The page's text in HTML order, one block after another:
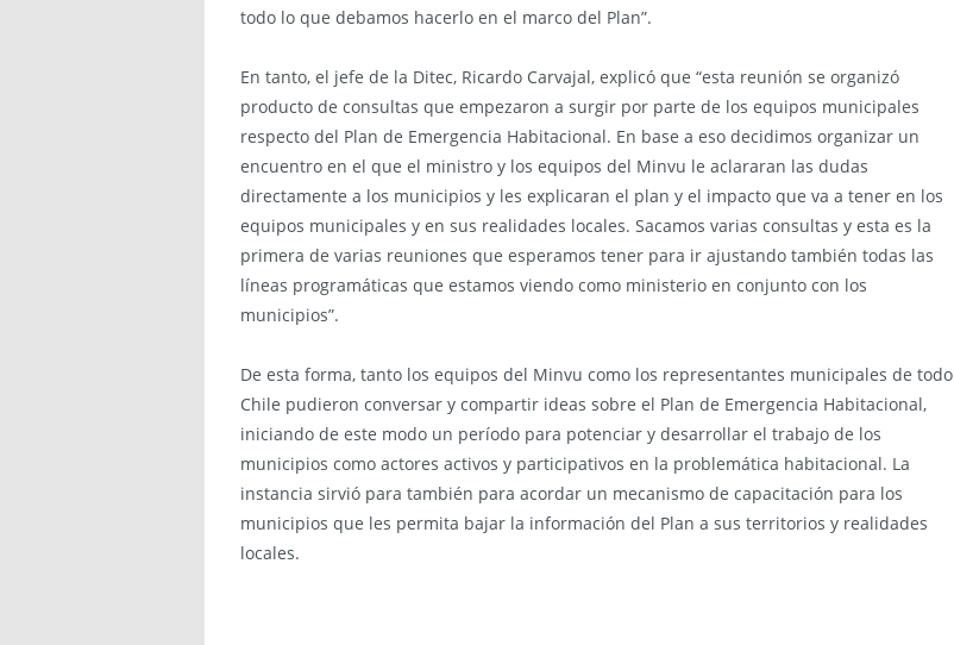
todo lo que debamos hacerlo en el marco del Plan”.
En tanto, el jefe de la Ditec, Ricardo Carvajal, explicó que “esta reunión se organizó
producto de consultas que empezaron a surgir por parte de los equipos municipales
respecto del Plan de Emergencia Habitacional. En base a eso decidimos organizar un
encuentro en el que el ministro y los equipos del Minvu le aclararan las dudas
directamente a los municipios y les explicaran el plan y el impacto que va a tener en los
equipos municipales y en sus realidades locales. Sacamos varias consultas y esta es la
primera de varias reuniones que esperamos tener para ir ajustando también todas las
líneas programáticas que estamos viendo como ministerio en conjunto con los
municipios”.
De esta forma, tanto los equipos del Minvu como los representantes municipales de todo
Chile pudieron conversar y compartir ideas sobre el Plan de Emergencia Habitacional,
iniciando de este modo un período para potenciar y desarrollar el trabajo de los
municipios como actores activos y participativos en la problemática habitacional. La
instancia sirvió para también para acordar un mecanismo de capacitación para los
municipios que les permita bajar la información del Plan a sus territorios y realidades
locales.